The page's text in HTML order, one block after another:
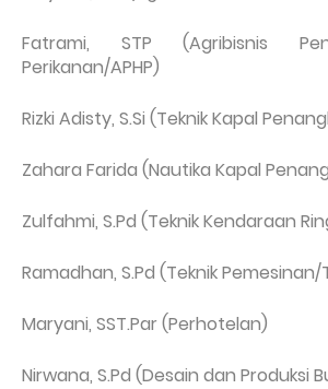
Fatrami, STP (Agribisnis
Perikanan/APHP)
Rizki Adisty, S.Si (Teknik Kapal
Zahara Farida (Nautika Kapal
Zulfahmi, S.Pd (Teknik Kendaraan
Ramadhan, S.Pd (Teknik Pemesinan/
Maryani, SST.Par (Perhotelan)
Nirwana, S.Pd (Desain dan Produksi